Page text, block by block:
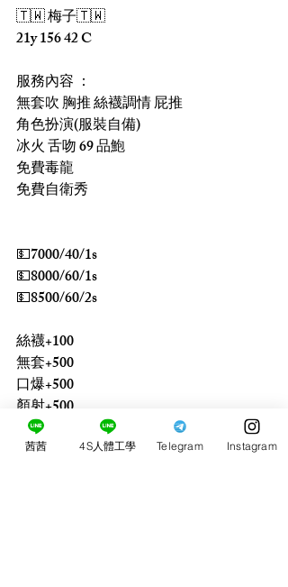
🇹🇼 梅子🇹🇼
21y 156 42 C
服務內容 ：
無套吹 胸推 絲襪調情 屁推
角色扮演(服裝自備)
冰火 舌吻 69 品鮑
免費毒龍
免費自衛秀
💵7000/40/1s
💵8000/60/1s
💵8500/60/2s
絲襪+100
無套+500
口爆+500
顏射+500
吞精+500
情趣用品+500
茜茜 4S人體工學 Telegram Instagram